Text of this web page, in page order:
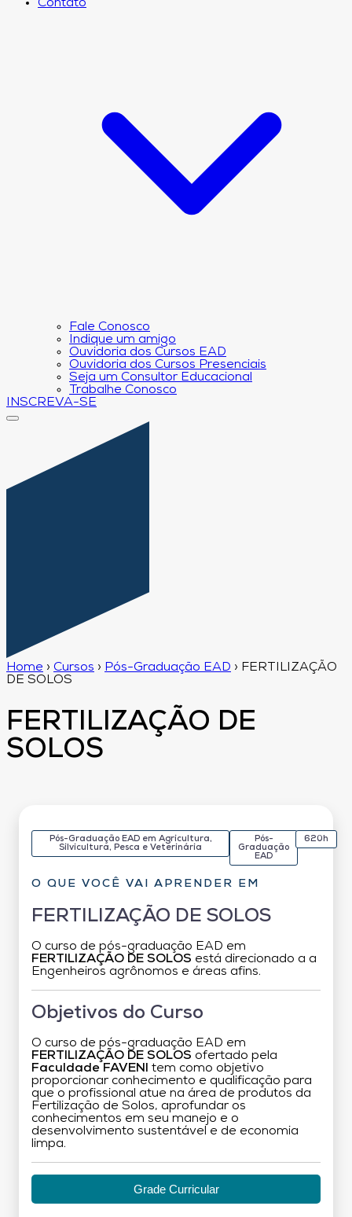
Contato
Fale Conosco
Indique um amigo
Ouvidoria dos Cursos EAD
Ouvidoria dos Cursos Presenciais
Seja um Consultor Educacional
Trabalhe Conosco
INSCREVA-SE
Home › Cursos › Pós-Graduação EAD › FERTILIZAÇÃO
DE SOLOS
FERTILIZAÇÃO DE
SOLOS
Pós-Graduação EAD em Agricultura,
Silvicultura, Pesca e Veterinária
Pós-
Graduação
EAD
620h
O QUE VOCÊ VAI APRENDER EM
FERTILIZAÇÃO DE SOLOS
O curso de pós-graduação EAD em
FERTILIZAÇÃO DE SOLOS está direcionado a a
Engenheiros agrônomos e áreas afins.
Objetivos do Curso
O curso de pós-graduação EAD em
FERTILIZAÇÃO DE SOLOS ofertado pela
Faculdade FAVENI
tem como objetivo
proporcionar conhecimento e qualificação para
que o profissional atue na área de produtos da
Fertilização de Solos, aprofundar os
conhecimentos em seu manejo e o
desenvolvimento sustentável e de economia
limpa.
Grade Curricular